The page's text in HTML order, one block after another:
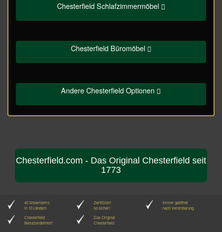
Chesterfield Schlafzimmermöbel
Chesterfield Büromöbel
Andere Chesterfield Optionen
Chesterfield.com - Das Original Chesterfield seit
1773
40 Showrooms
in 10 Ländern
Zertifiziert
so sicher!
Immer geöffnet
nach Vereinbarung
Chesterfield
Benutzerdefiniert
Das Original
Chesterfield